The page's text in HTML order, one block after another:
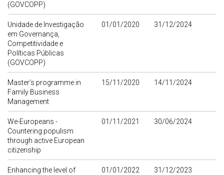
(GOVCOPP)
Unidade de Investigação
em Governança,
Competitividade e
Políticas Públicas
(GOVCOPP)
01/01/2020 31/12/2024
Master’s programme in
Family Business
Management
15/11/2020 14/11/2024
We-Europeans -
Countering populism
through active European
citizenship
01/11/2021 30/06/2024
Enhancing the level of
01/01/2022 31/12/2023